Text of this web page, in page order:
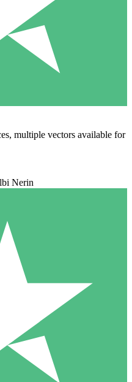
multiple vectors available for
Nerin